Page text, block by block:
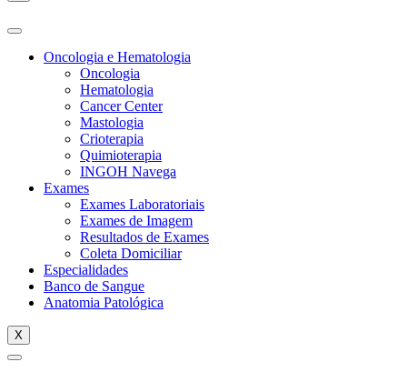
Oncologia e Hematologia
Oncologia
Hematologia
Cancer Center
Mastologia
Crioterapia
Quimioterapia
INGOH Navega
Exames
Exames Laboratoriais
Exames de Imagem
Resultados de Exames
Coleta Domiciliar
Especialidades
Banco de Sangue
Anatomia Patológica
X